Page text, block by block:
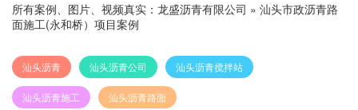
所有案例、图片、视频真实： 龙盛沥青有限公司 » 汕头市政沥青路
面施工(永和桥）项目案例
汕头沥青 汕头沥青公司 汕头沥青搅拌站
汕头沥青施工 汕头沥青路面